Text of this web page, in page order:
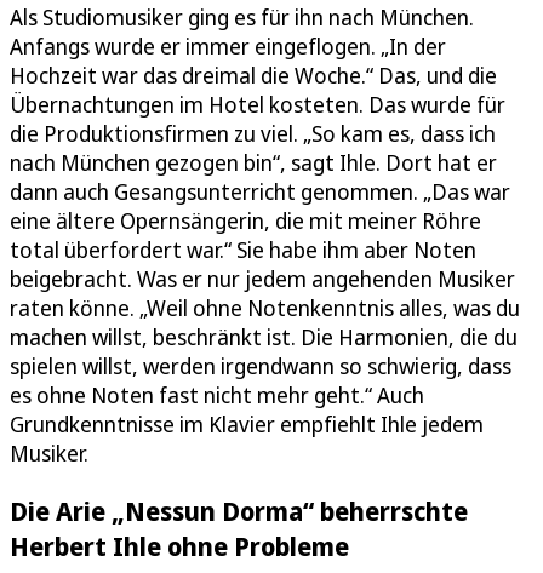
Als Studiomusiker ging es für ihn nach München.
Anfangs wurde er immer eingeflogen. „In der
Hochzeit war das dreimal die Woche.“ Das, und die
Übernachtungen im Hotel kosteten. Das wurde für
die Produktionsfirmen zu viel. „So kam es, dass ich
nach München gezogen bin“, sagt Ihle. Dort hat er
dann auch Gesangsunterricht genommen. „Das war
eine ältere Opernsängerin, die mit meiner Röhre
total überfordert war.“ Sie habe ihm aber Noten
beigebracht. Was er nur jedem angehenden Musiker
raten könne. „Weil ohne Notenkenntnis alles, was du
machen willst, beschränkt ist. Die Harmonien, die du
spielen willst, werden irgendwann so schwierig, dass
es ohne Noten fast nicht mehr geht.“ Auch
Grundkenntnisse im Klavier empfiehlt Ihle jedem
Musiker.
Die Arie „Nessun Dorma“ beherrschte
Herbert Ihle ohne Probleme